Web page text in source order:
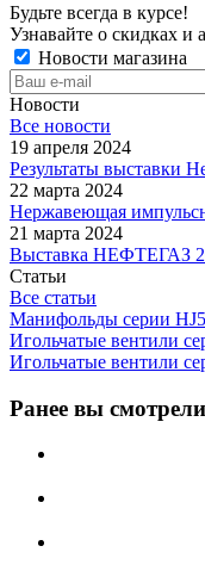
Будьте всегда в курсе!
Узнавайте о скидках и
Новости магазина
Новости
Все новости
19 апреля 2024
Результаты выставки
22 марта 2024
Нержавеющая
21 марта 2024
Выставка НЕФТЕГАЗ
Статьи
Все статьи
Манифольды серии
Игольчатые вентили
Игольчатые вентили
Ранее вы смотрели